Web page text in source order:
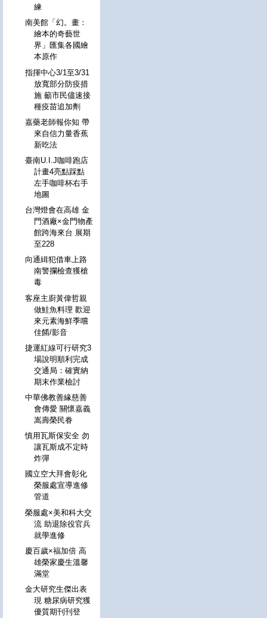
練
南美館「幻。畫：
繪本的奇藝世
界」匯集各國繪
本原作
指揮中心3/1至3/31
放寬部分防疫措
施 籲市民儘速接
種疫苗追加劑
嘉藥老師報你知 帶
來自信力量香蕉
新吃法
臺南U.I.J咖啡跑店
計畫4亮點踩點
左手咖啡杯右手
地圖
台灣燈會在高雄 金
門酒廠×金門物產
館跨海來台 展期
至228
向通緝犯借車上路
南警攔檢查獲槍
毒
客座主廚黃偉哲親
做鮭魚料理 歡迎
來元素海鮮季嚐
佳餚/影音
捷運紅線可行研究3
場說明順利完成
交通局：確實納
期末作業檢討
中華佛教善緣慈善
會傳愛 關懷嘉義
嵩壽榮民眷
慎用瓦斯保安全 勿
讓瓦斯成不定時
炸彈
國立空大拜會彰化
榮服處宣導進修
管道
榮服處×美和科大交
流 助退除役官兵
就學進修
慶百歲×福加倍 高
雄榮家慶生溫馨
滿堂
金大研究生傑出表
現 糖尿病研究獲
優質期刊刊登